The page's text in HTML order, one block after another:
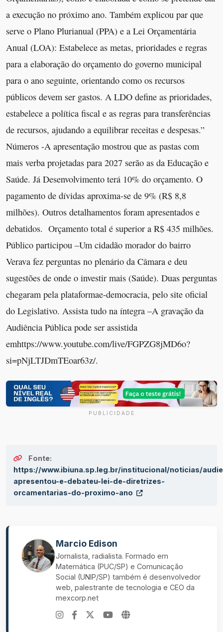
a execução no próximo ano. Também explicou par que
serve o Plano Plurianual (PPA) e a Lei Orçamentária
Anual (LOA): Estabelece as metas, prioridades e regras
para a elaboração do orçamento do governo municipal
para o ano seguinte, orientando como os recursos
públicos devem ser gastos. A LDO define as prioridades,
estabelece a política fiscal e as regras para transferências
de recursos, ajudando a equilibrar receitas e despesas.”
Números -A apresentação mostrou que as pastas com
mais verba projetadas para 2027 serão as da Educação e
Saúde. Já Desenvolvimento terá 10% do orçamento. O
pagamento de dívidas aproxima-se de 9% (R$ 8,8
milhões). Outros detalhamentos foram apresentados e
debatidos. Orçamento total é superior a R$ 435 milhões.
Público participou –Um cidadão morador do bairro
Verava fez perguntas no plenário da Câmara e deu
sugestões de onde o investir mais (Saúde). Duas perguntas
chegaram pela plataformae-democracia, pelo site oficial
do Legislativo. Assista tudo na íntegra –A gravação da
Audiência Pública pode ser assistida
emhttps://www.youtube.com/live/FGPZG8jMD6o?
si=pNjLTJDmTEoar63z/.
PUBLICIDADE
Fonte:
https://www.ibiuna.sp.leg.br/institucional/noticias/
apresentou-e-debateu-lei-de-diretrizes-
orcamentarias-do-proximo-ano
Marcio Edison
Jornalista, radialista. Formado em
Matemática (PUC/SP) e Comunicação
Social (UNIP/SP) também é desenvolvedor
web, palestrante de tecnologia e CEO da
mexcorp.net